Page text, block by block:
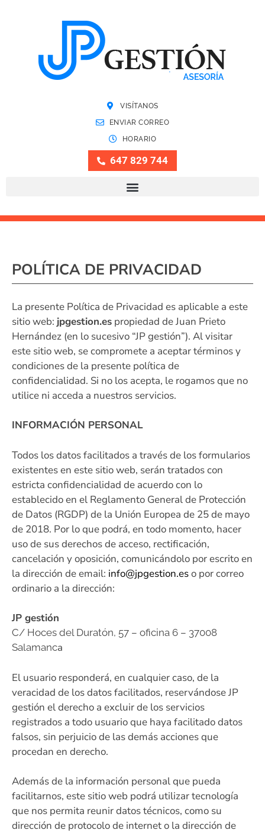
VISÍTANOS
ENVIAR CORREO
HORARIO
647 829 744
POLÍTICA DE PRIVACIDAD
La presente Política de Privacidad es aplicable a este
sitio web: jpgestion.es propiedad de Juan Prieto
Hernández (en lo sucesivo “JP gestión”). Al visitar
este sitio web, se compromete a aceptar términos y
condiciones de la presente política de
confidencialidad. Si no los acepta, le rogamos que no
utilice ni acceda a nuestros servicios.
INFORMACIÓN PERSONAL
Todos los datos facilitados a través de los formularios
existentes en este sitio web, serán tratados con
estricta confidencialidad de acuerdo con lo
establecido en el Reglamento General de Protección
de Datos (RGDP) de la Unión Europea de 25 de mayo
de 2018. Por lo que podrá, en todo momento, hacer
uso de sus derechos de acceso, rectificación,
cancelación y oposición, comunicándolo por escrito en
la dirección de email: info@jpgestion.eso por correo
ordinario a la dirección:
JP gestión
C/ Hoces del Duratón, 57 – oficina 6 – 37008
Salamanca
El usuario responderá, en cualquier caso, de la
veracidad de los datos facilitados, reservándose JP
gestión el derecho a excluir de los servicios
registrados a todo usuario que haya facilitado datos
falsos, sin perjuicio de las demás acciones que
procedan en derecho.
Además de la información personal que pueda
facilitarnos, este sitio web podrá utilizar tecnología
que nos permita reunir datos técnicos, como su
dirección de protocolo de internet o la dirección de